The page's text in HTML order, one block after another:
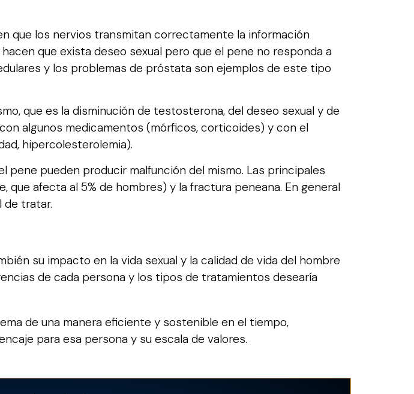
que los nervios transmitan correctamente la información
que exista deseo sexual pero que el pene no responda a
y los problemas de próstata son ejemplos de este tipo
que es la disminución de testosterona, del deseo sexual y de
algunos medicamentos (mórficos, corticoides) y con el
hipercolesterolemia).
pene pueden producir malfunción del mismo. Las principales
que afecta al 5% de hombres) y la fractura peneana. En general
de tratar.
su impacto en la vida sexual y la calidad de vida del hombre
de cada persona y los tipos de tratamientos desearía
de una manera eficiente y sostenible en el tiempo,
para esa persona y su escala de valores.